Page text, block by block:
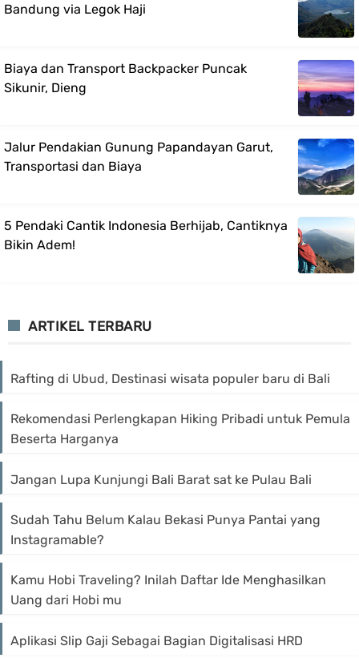
Bandung via Legok Haji
Biaya dan Transport Backpacker Puncak
Sikunir, Dieng
Jalur Pendakian Gunung Papandayan Garut,
Transportasi dan Biaya
5 Pendaki Cantik Indonesia Berhijab, Cantiknya
Bikin Adem!
ARTIKEL TERBARU
Rafting di Ubud, Destinasi wisata populer baru di Bali
Rekomendasi Perlengkapan Hiking Pribadi untuk Pemula
Beserta Harganya
Jangan Lupa Kunjungi Bali Barat sat ke Pulau Bali
Sudah Tahu Belum Kalau Bekasi Punya Pantai yang
Instagramable?
Kamu Hobi Traveling? Inilah Daftar Ide Menghasilkan
Uang dari Hobi mu
Aplikasi Slip Gaji Sebagai Bagian Digitalisasi HRD